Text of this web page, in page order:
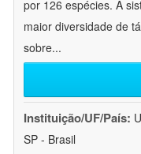
por 126 espécies. A
maior diversidade de
sobre...
Instituição/UF/País:
SP - Brasil